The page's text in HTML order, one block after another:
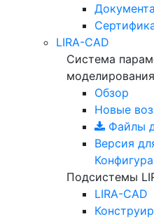
LIRA-CAD
Система
моделирования
Обзор
Новые
Файлы
Версия
Подсистемы
LIRA-CAD